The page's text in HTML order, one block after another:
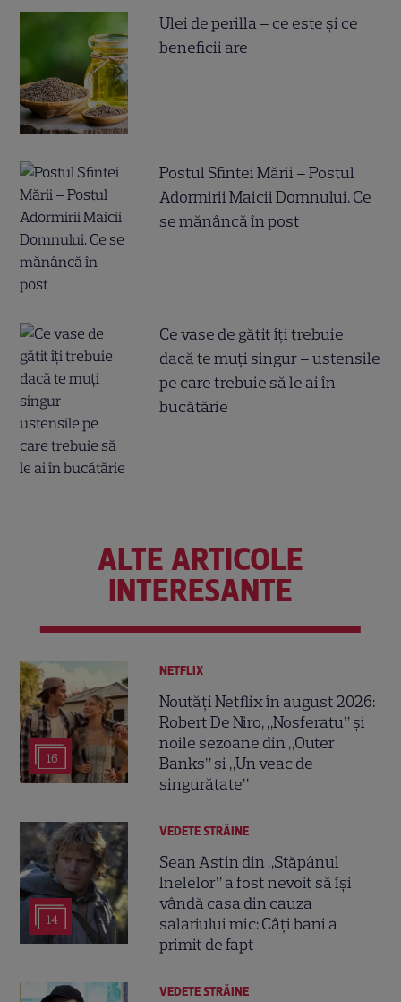
Ulei de perilla – ce este și ce
beneficii are
Postul Sfintei Mării – Postul
Adormirii Maicii Domnului. Ce
se mănâncă în post
Ce vase de gătit îți trebuie
dacă te muți singur – ustensile
pe care trebuie să le ai în
bucătărie
ALTE ARTICOLE
INTERESANTE
16
NETFLIX
Noutăți Netflix în august 2026:
Robert De Niro, „Nosferatu” și
noile sezoane din „Outer
Banks” și „Un veac de
singurătate”
14
VEDETE STRĂINE
Sean Astin din „Stăpânul
Inelelor” a fost nevoit să își
vândă casa din cauza
salariului mic: Câți bani a
primit de fapt
VEDETE STRĂINE